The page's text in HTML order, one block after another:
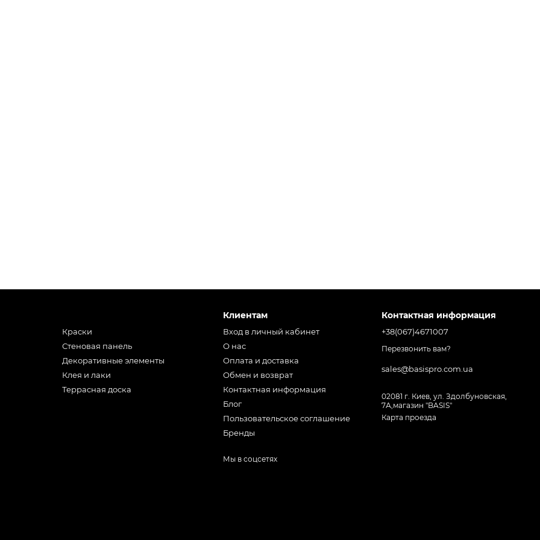
Краски
Стеновая панель
Декоративные элементы
Клея и лаки
Террасная доска
Клиентам
Вход в личный кабинет
О нас
Оплата и доставка
Обмен и возврат
Контактная информация
Блог
Пользовательское соглашение
Бренды
Мы в соцсетях
Контактная информация
+38(067)4671007
Перезвонить вам?
sales@basispro.com.ua
02081 г. Киев, ул. Здолбуновская,
7А,магазин "BASIS"
Карта проезда